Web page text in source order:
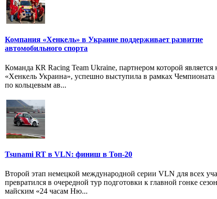
Компания «Хенкель» в Украине поддерживает развитие
автомобильного спорта
Команда КR Racing Team Ukraine, партнером которой является
«Хенкель Украина», успешно выступила в рамках
по кольцевым ав...
Tsunami RT в VLN: финиш в Топ-20
Второй этап немецкой международной серии VLN для всех
превратился в очередной тур подготовки к главной гонке
майским «24 часам Ню...